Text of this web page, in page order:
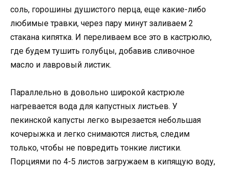
соль, горошины душистого перца, еще какие-либо
любимые травки, через пару минут заливаем 2
стакана кипятка. И переливаем все это в кастрюлю,
где будем тушить голубцы, добавив сливочное
масло и лавровый листик.
Параллельно в довольно широкой кастрюле
нагревается вода для капустных листьев. У
пекинской капусты легко вырезается небольшая
кочерыжка и легко снимаются листья, следим
только, чтобы не повредить тонкие листики.
Порциями по 4-5 листов загружаем в кипящую воду,